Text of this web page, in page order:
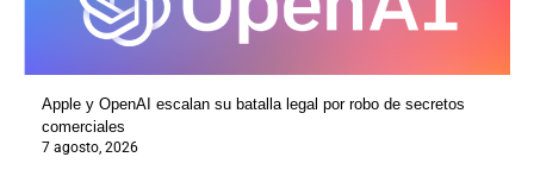
Apple y OpenAI escalan su batalla legal por robo de secretos
comerciales
7 agosto, 2026